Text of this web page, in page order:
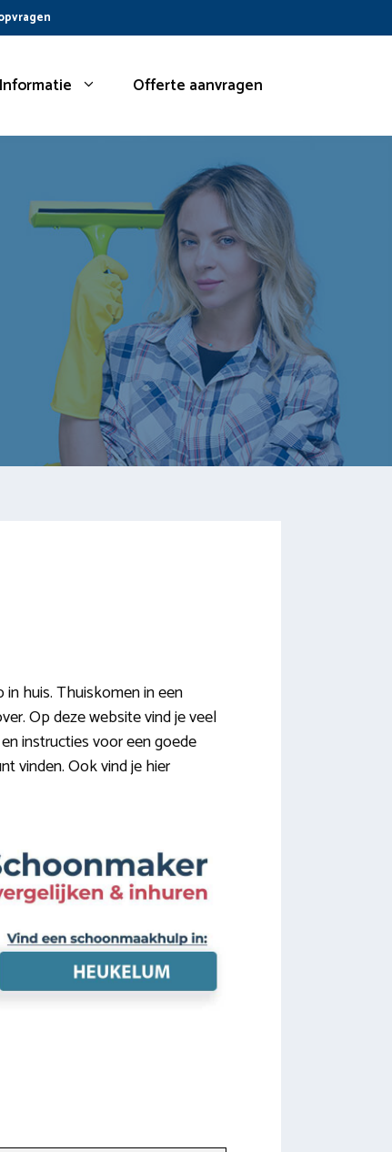
Informatie Offerte aanvragen
huis. Thuiskomen in een
Op deze website vind je veel
instructies voor een goede
vinden. Ook vind je hier